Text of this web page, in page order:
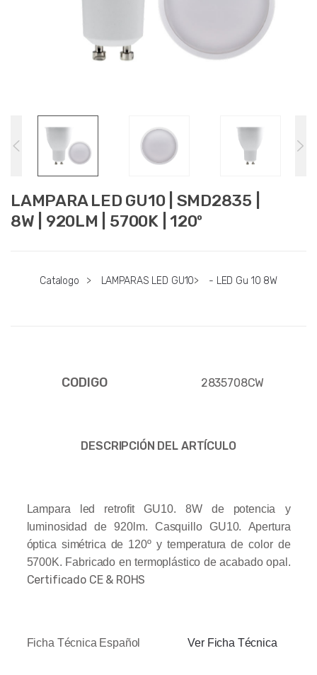
LAMPARA LED GU10 | SMD2835 |
8W | 920LM | 5700K | 120º
Catalogo > LAMPARAS LED GU10> - LED Gu 10 8W
CODIGO 2835708CW
DESCRIPCIÓN DEL ARTÍCULO
Lampara led retrofit GU10. 8W de potencia y
luminosidad de 920lm. Casquillo GU10. Apertura
óptica simétrica de 120º y temperatura de color de
5700K. Fabricado en termoplástico de acabado opal.
Certificado CE & ROHS
Ficha Técnica Español Ver Ficha Técnica